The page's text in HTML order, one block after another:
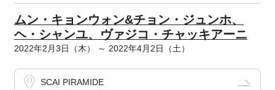
ムン・キョンウォン&チョン・ジュンホ、
ヘ・シャンユ、ヴァジコ・チャッキアーニ
2022年2月3日（木） ～ 2022年4月2日（土）
SCAI PIRAMIDE